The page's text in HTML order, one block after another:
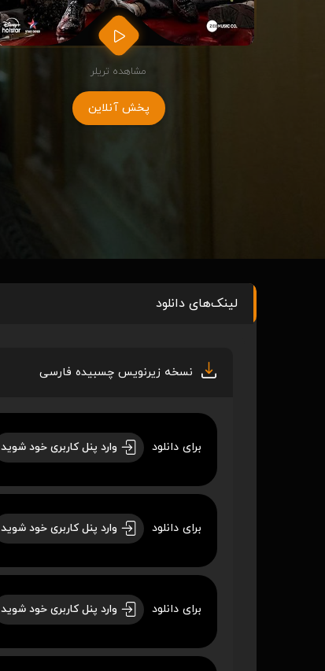
مشاهده تریلر
پخش آنلاین
لینک‌های دانلود
نسخه زیرنویس چسبیده فارسی
برای دانلود وارد پنل کاربری خود شوید
برای دانلود وارد پنل کاربری خود شوید
برای دانلود وارد پنل کاربری خود شوید